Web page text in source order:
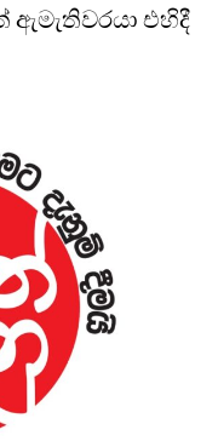
ඇමැතිවරයා එහිදී